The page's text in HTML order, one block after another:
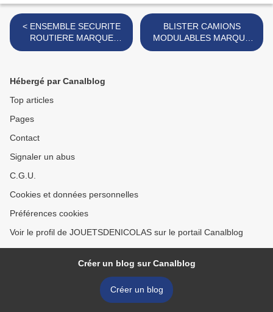
< ENSEMBLE SECURITE
ROUTIERE MARQUE
FERAL
BLISTER CAMIONS
MODULABLES MARQUE
JEAN MADE IN WESTERN
Hébergé par Canalblog
Top articles
Pages
Contact
Signaler un abus
C.G.U.
Cookies et données personnelles
Préférences cookies
Voir le profil de JOUETSDENICOLAS sur le portail Canalblog
Créer un blog sur Canalblog
Créer un blog